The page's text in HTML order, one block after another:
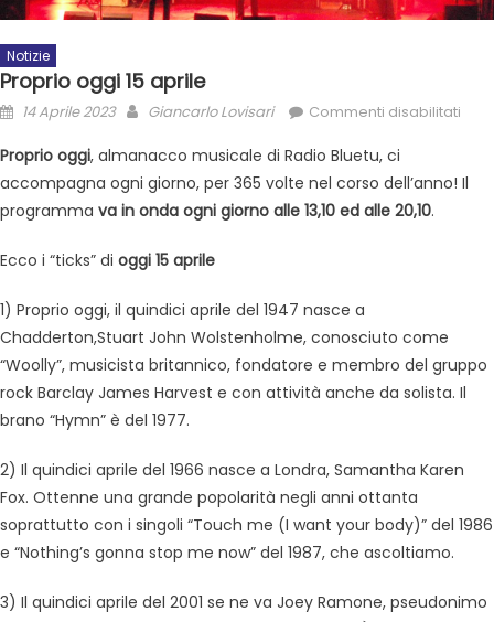
Notizie
Proprio oggi 15 aprile
14 Aprile 2023 Giancarlo Lovisari Commenti disabilitati
Proprio oggi, almanacco musicale di Radio Bluetu, ci
accompagna ogni giorno, per 365 volte nel corso dell’anno! Il
programma va in onda ogni giorno alle 13,10 ed alle 20,10.
Ecco i “ticks” di oggi 15 aprile
1) Proprio oggi, il quindici aprile del 1947 nasce a
Chadderton,Stuart John Wolstenholme, conosciuto come
“Woolly”, musicista britannico, fondatore e membro del gruppo
rock Barclay James Harvest e con attività anche da solista. Il
brano “Hymn” è del 1977.
2) Il quindici aprile del 1966 nasce a Londra, Samantha Karen
Fox. Ottenne una grande popolarità negli anni ottanta
soprattutto con i singoli “Touch me (I want your body)” del 1986
e “Nothing’s gonna stop me now” del 1987, che ascoltiamo.
3) Il quindici aprile del 2001 se ne va Joey Ramone, pseudonimo